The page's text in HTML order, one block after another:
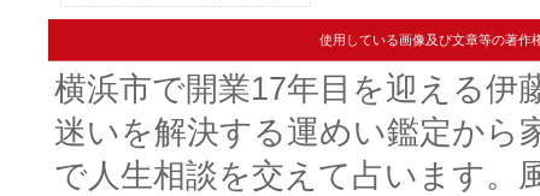
使用している画像及び文章等の著
横浜市で開業17年目を迎える伊
迷いを解決する運めい鑑定から
で人生相談を交えて占います。